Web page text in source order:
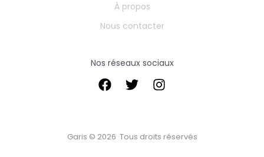
À propos
Nous contacter
Nos réseaux sociaux
Garis © 2026 Tous droits réservés